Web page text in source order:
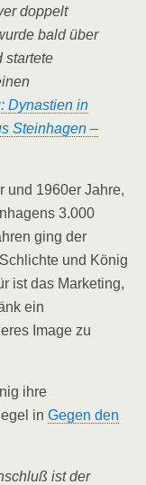
doppelt
bald über
startete
Dynastien in
Steinhagen –
und 1960er Jahre,
3.000
ging der
und König
ist das Marketing,
ein
Image zu
ihre
in Gegen den
ist der